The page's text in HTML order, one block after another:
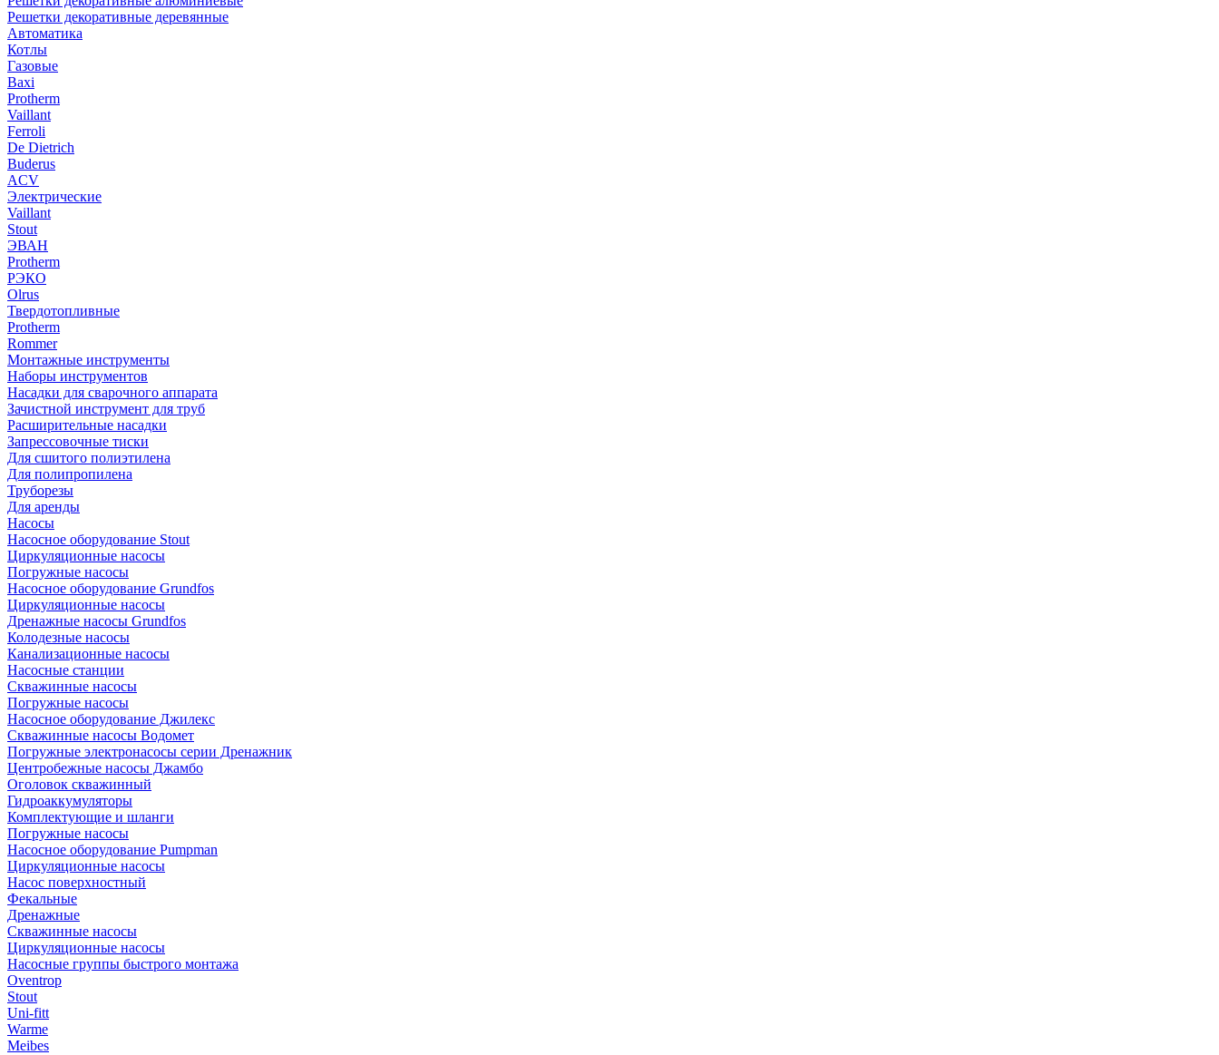
Решетки декоративные деревянные
Автоматика
Котлы
Газовые
Baxi
Protherm
Vaillant
Ferroli
De Dietrich
Buderus
ACV
Электрические
Vaillant
Stout
ЭВАН
Protherm
РЭКО
Olrus
Твердотопливные
Protherm
Rommer
Монтажные инструменты
Наборы инструментов
Насадки для сварочного аппарата
Зачистной инструмент для труб
Расширительные насадки
Запрессовочные тиски
Для сшитого полиэтилена
Для полипропилена
Труборезы
Для аренды
Насосы
Насосное оборудование Stout
Циркуляционные насосы
Погружные насосы
Насосное оборудование Grundfos
Циркуляционные насосы
Дренажные насосы Grundfos
Колодезные насосы
Канализационные насосы
Насосные станции
Скважинные насосы
Погружные насосы
Насосное оборудование Джилекс
Скважинные насосы Водомет
Погружные электронасосы серии Дренажник
Центробежные насосы Джамбо
Оголовок скважинный
Гидроаккумуляторы
Комплектующие и шланги
Погружные насосы
Насосное оборудование Pumpman
Циркуляционные насосы
Насос поверхностный
Фекальные
Дренажные
Скважинные насосы
Циркуляционные насосы
Насосные группы быстрого монтажа
Oventrop
Stout
Uni-fitt
Warme
Meibes